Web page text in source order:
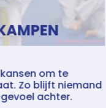
VOLLEDIGE
De klok loopt altijd
U11, 3 min voor
ook als het even